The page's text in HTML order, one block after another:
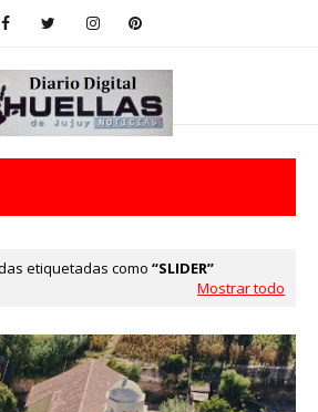
etiquetadas como
SLIDER
Mostrar todo